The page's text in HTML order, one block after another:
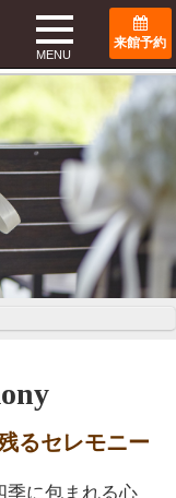
MENU
来館予約
るセレモニー
季に包まれる心